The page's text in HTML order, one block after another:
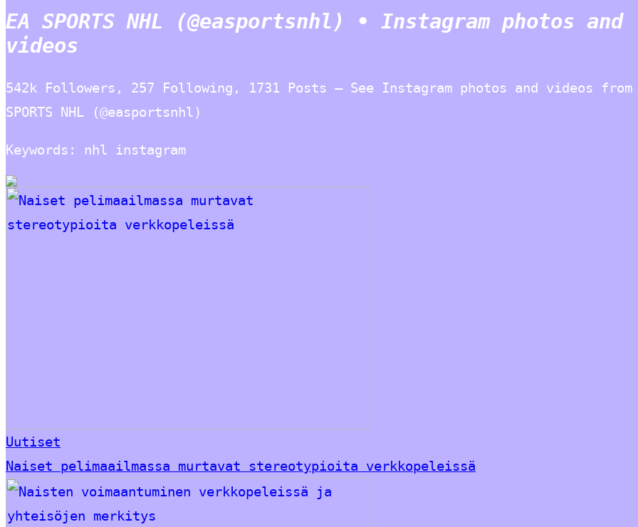
EA SPORTS NHL (@easportsnhl) • Instagram photos and
videos
542k Followers, 257 Following, 1731 Posts – See Instagram photos and videos from
SPORTS NHL (@easportsnhl)
Keywords: nhl instagram
Uutiset
Naiset pelimaailmassa murtavat stereotypioita verkkopeleissä